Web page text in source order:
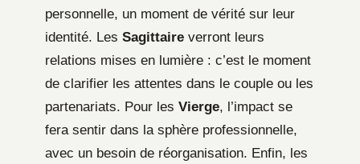
personnelle, un moment de vérité sur leur
identité. Les Sagittaire verront leurs
relations mises en lumière : c’est le moment
de clarifier les attentes dans le couple ou les
partenariats. Pour les Vierge, l’impact se
fera sentir dans la sphère professionnelle,
avec un besoin de réorganisation. Enfin, les